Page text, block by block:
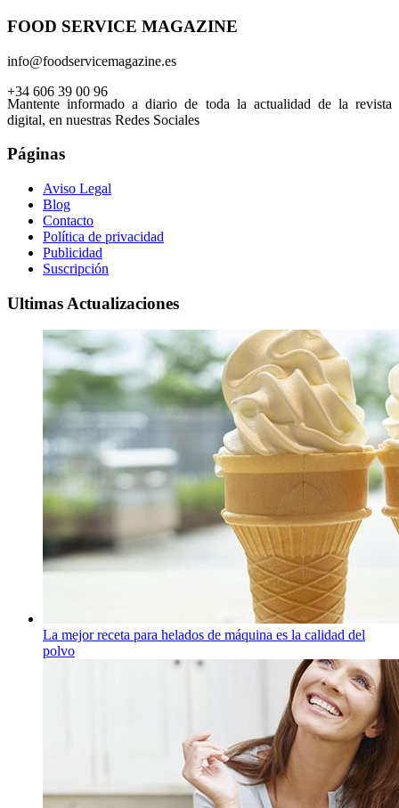
FOOD SERVICE MAGAZINE
info@foodservicemagazine.es
+34 606 39 00 96
Mantente informado a diario de toda la actualidad de la revista
digital, en nuestras Redes Sociales
Páginas
Aviso Legal
Blog
Contacto
Política de privacidad
Publicidad
Suscripción
Ultimas Actualizaciones
La mejor receta para helados de máquina es la calidad del
polvo